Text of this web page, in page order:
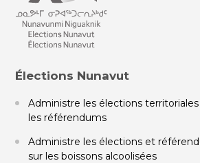
Élections Nunavut
Administre les élections
les référendums
Administre les élections et
sur les boissons alcoolisées